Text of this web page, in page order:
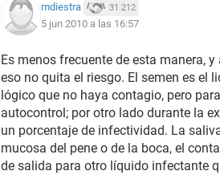
mdiestra 31.212
5 jun 2010 a las 16:57
Es menos frecuente de esta manera,
eso no quita el riesgo. El semen es el
lógico que no haya contagio, pero
autocontrol; por otro lado durante la
un porcentaje de infectividad. La
mucosa del pene o de la boca, el
de salida para otro líquido infectante